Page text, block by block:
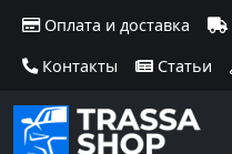
Оплата и доставка
Контакты
Статьи